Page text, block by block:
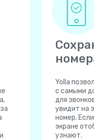
Yolla
с самыми
для
увидит на
номер.
экране
узнают.